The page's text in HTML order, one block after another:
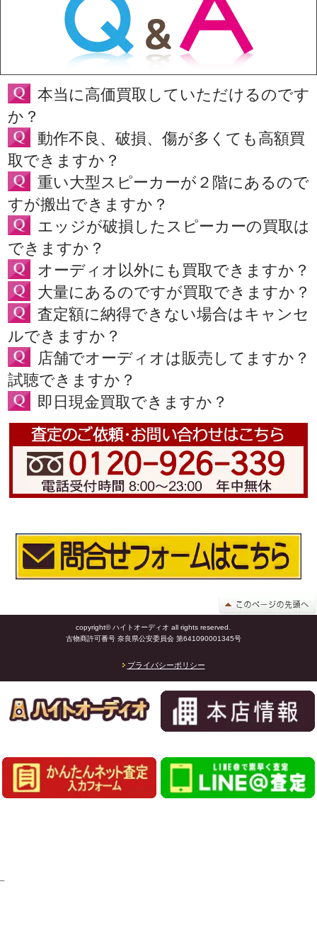
本当に高価買取していただけるのです
か？
動作不良、破損、傷が多くても高額買
取できますか？
重い大型スピーカーが２階にあるので
すが搬出できますか？
エッジが破損したスピーカーの買取は
できますか？
オーディオ以外にも買取できますか？
大量にあるのですが買取できますか？
査定額に納得できない場合はキャンセ
ルできますか？
店舗でオーディオは販売してますか？
試聴できますか？
即日現金買取できますか？
copyright© ハイトオーディオ all rights reserved.
古物商許可番号 奈良県公安委員会 第641090001345号
プライバシーポリシー